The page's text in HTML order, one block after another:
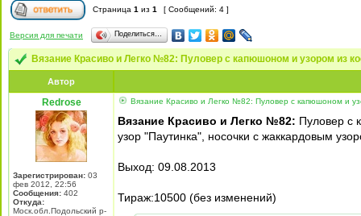
Страница 1 из 1 [ Сообщений: 4 ]
Версия для печати Поделиться…
Вязание Красиво и Легко №82: Пуловер с капюшоном и узором из
Автор
Redrose
Зарегистрирован: 03
фев 2012, 22:56
Сообщения: 402
Откуда:
Моск.обл.Подольский р-
Вязание Красиво и Легко №82: Пуловер с капюшоном и
Вязание Красиво и Легко №82: Пуловер с
узор "Паутинка", носочки с жаккардовым
Выход: 09.08.2013
Тираж:10500 (без изменений)